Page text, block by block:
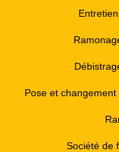
Pose et
Société de